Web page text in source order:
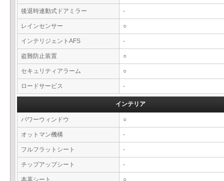
後退時連動式ドアミラー -
レインセンサー ○
インテリジェントAFS -
盗難防止装置 ○
セキュリティアラーム ○
ロードサービス -
インテリア
パワーウィンドウ ○
オットマン機構 -
フルフラットシート -
チップアップシート -
本革シート ○